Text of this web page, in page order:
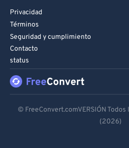
Privacidad
Términos
Seguridad y cumplimiento
Contacto
status
Español
© FreeConvert.comVERSIÓN
(2026)